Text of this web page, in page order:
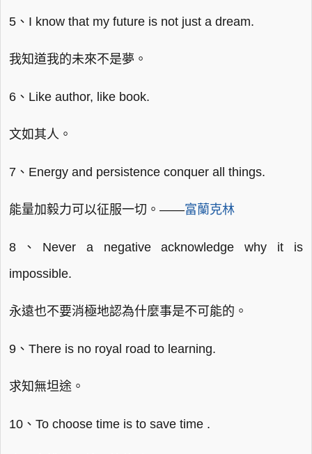
5、I know that my future is not just a dream.
我知道我的未來不是夢。
6、Like author, like book.
文如其人。
7、Energy and persistence conquer all things.
能量加毅力可以征服一切。——富蘭克林
8、Never a negative acknowledge why it is
impossible.
永遠也不要消極地認為什麼事是不可能的。
9、There is no royal road to learning.
求知無坦途。
10、To choose time is to save time .